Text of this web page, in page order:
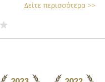
Δείτε περισσότερα >>